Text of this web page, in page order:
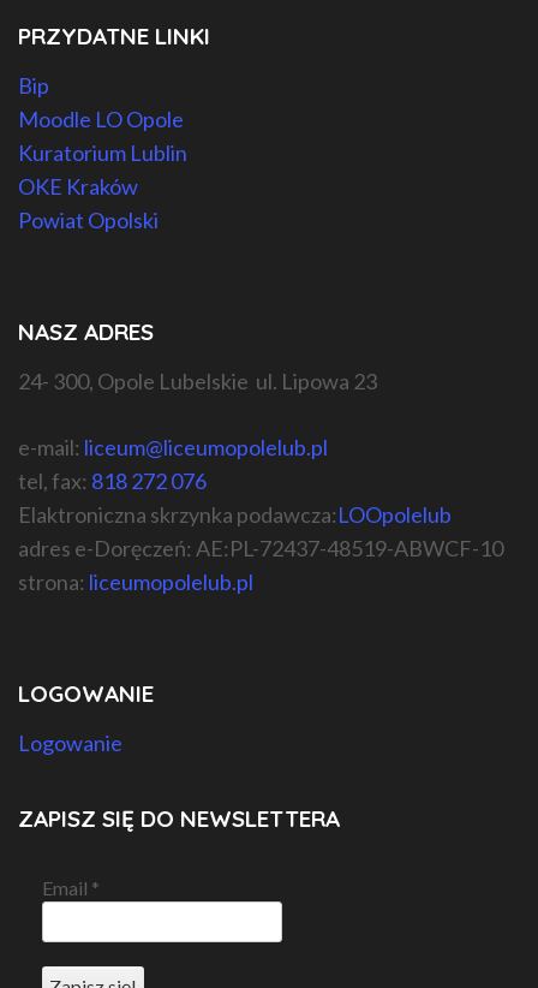
PRZYDATNE LINKI
Bip
Moodle LO Opole
Kuratorium Lublin
OKE Kraków
Powiat Opolski
NASZ ADRES
24- 300, Opole Lubelskie ul. Lipowa 23
e-mail: liceum@liceumopolelub.pl
tel, fax: 818 272 076
Elaktroniczna skrzynka podawcza:LOOpolelub
adres e-Doręczeń: AE:PL-72437-48519-ABWCF-10
strona: liceumopolelub.pl
LOGOWANIE
Logowanie
ZAPISZ SIĘ DO NEWSLETTERA
Email *